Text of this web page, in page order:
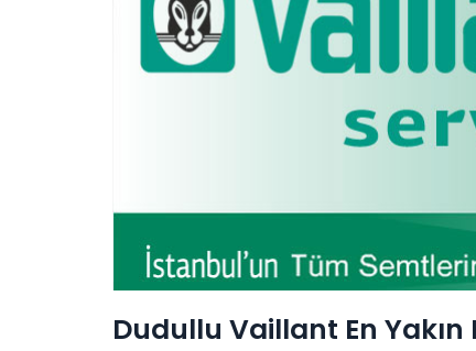
Dudullu Vaillant En Yakın